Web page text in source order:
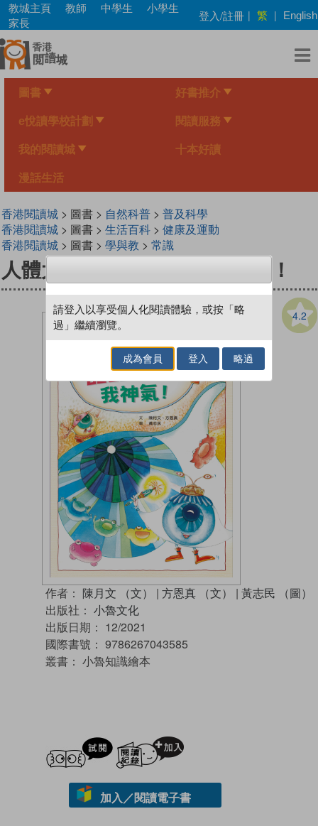
Skip
main
content
教城主頁 教師 中學生
小學生
家長
登入/註冊 | 繁 | English
圖書 好書推介
e悅讀學校計劃 閱讀服務
我的閱讀城 十本好讀
漫話生活
香港閱讀城> 圖書 > 自然科普> 普及科學
香港閱讀城> 圖書 > 生活百科> 健康及運動
香港閱讀城> 圖書 > 學與教 > 常識
人體大遊歷4：晶晶亮眼我神氣！
4.2
作者： 陳月文 （文） | 方恩真 （文） | 黃志民 （圖）
出版社： 小魯文化
出版日期： 12/2021
國際書號： 9786267043585
叢書： 小魯知識繪本
試閲
加入／閱讀電子書
請登入以享受個人化閱讀體驗，或按「略
過」繼續瀏覽。
成為會員 登入 略過